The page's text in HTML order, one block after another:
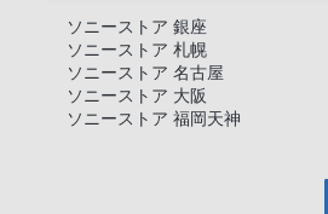
ソニーストア 銀座
ソニーストア 札幌
ソニーストア 名古屋
ソニーストア 大阪
ソニーストア 福岡天神